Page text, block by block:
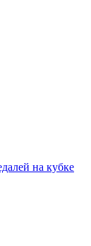
на кубке